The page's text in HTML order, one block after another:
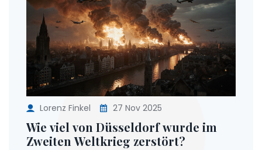
Lorenz Finkel 27 Nov 2025
Wie viel von Düsseldorf wurde im
Zweiten Weltkrieg zerstört?